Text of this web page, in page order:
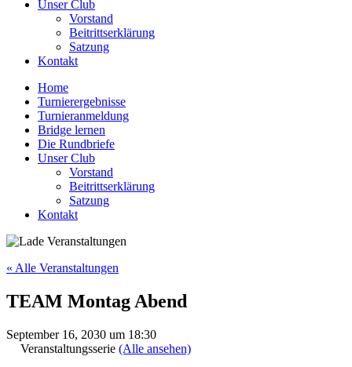
Unser Club
Vorstand
Beitrittserklärung
Satzung
Kontakt
Home
Turnierergebnisse
Turnieranmeldung
Bridge lernen
Die Rundbriefe
Unser Club
Vorstand
Beitrittserklärung
Satzung
Kontakt
« Alle Veranstaltungen
TEAM Montag Abend
September 16, 2030 um 18:30
Veranstaltungsserie (Alle ansehen)